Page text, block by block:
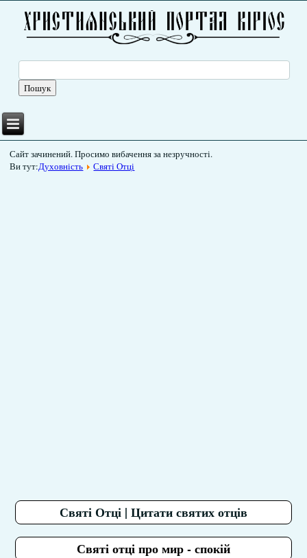
Сайт зачинений. Просимо вибачення за незручності.
Ви тут:Духовність Святі Отці
Святі Отці | Цитати святих отців
Святі отці про мир - спокій